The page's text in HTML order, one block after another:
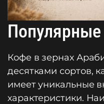
Популярные
Кофе в зернах
десятками сортов,
имеет уникальные
характеристики.